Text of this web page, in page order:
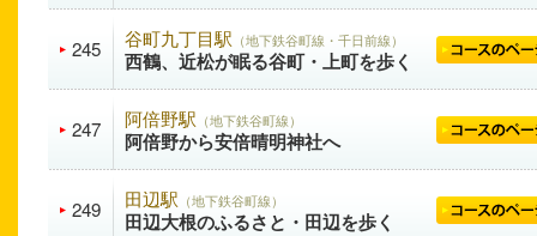
245 谷町九丁目駅 （地下鉄谷町線・千日前線）
西鶴、近松が眠る谷町・上町を歩く
247 阿倍野駅 （地下鉄谷町線）
阿倍野から安倍晴明神社へ
249 田辺駅 （地下鉄谷町線）
田辺大根のふるさと・田辺を歩く